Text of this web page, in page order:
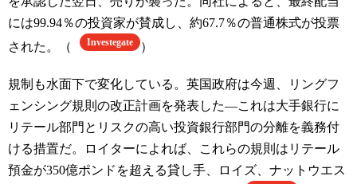
には99.94％の投資家が賛成し、約67.7％の普通株式が投票
された。（
Investegate ）
規制も水面下で変化している。英国政府は今週、リングフ
ェンシング規則の改正計画を発表した—これは大手銀行に
リテール部門とリスクの高い投資銀行部門の分離を義務付
ける措置だ。ロイターによれば、これらの規則はリテール
預金が350億ポンドを超える貸し手、ロイズ、ナットウエス